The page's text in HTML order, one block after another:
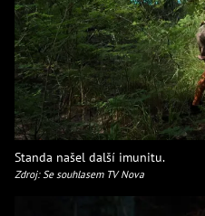
Standa našel další imunitu.
Zdroj: Se souhlasem TV Nova